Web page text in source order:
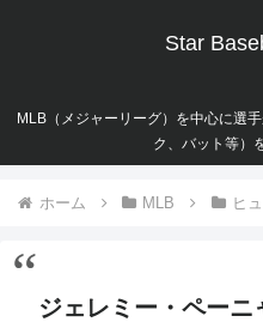
Star
MLB（メジャーリーグ）を中心に選
ク、バット等）
ホーム MLB ヒ
ジェレミー・ペー